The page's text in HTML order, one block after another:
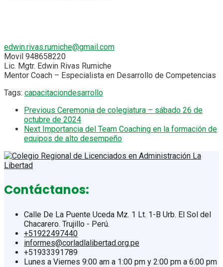
edwin.rivas.rumiche@gmail.com
Movil 948658220
Lic. Mgtr. Edwin Rivas Rumiche
Mentor Coach – Especialista en Desarrollo de Competencias
Tags: capacitaciondesarrollo
Previous Ceremonia de colegiatura – sábado 26 de
octubre de 2024
Next Importancia del Team Coaching en la formación de
equipos de alto desempeño
Contáctanos:
Calle De La Puente Uceda Mz. 1 Lt. 1-B Urb. El Sol del
Chacarero. Trujillo - Perú.
+51922497440
informes@corladlalibertad.org.pe
+51933391789
Lunes a Viernes 9:00 am a 1:00 pm y 2:00 pm a 6:00 pm